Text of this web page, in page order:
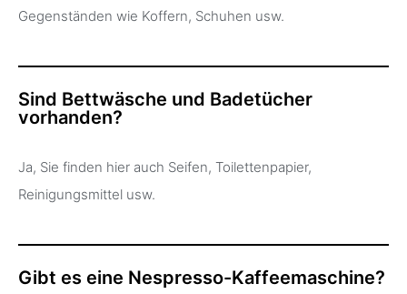
Gegenständen wie Koffern, Schuhen usw.
Sind Bettwäsche und Badetücher
vorhanden?
Ja, Sie finden hier auch Seifen, Toilettenpapier,
Reinigungsmittel usw.
Gibt es eine Nespresso-Kaffeemaschine?